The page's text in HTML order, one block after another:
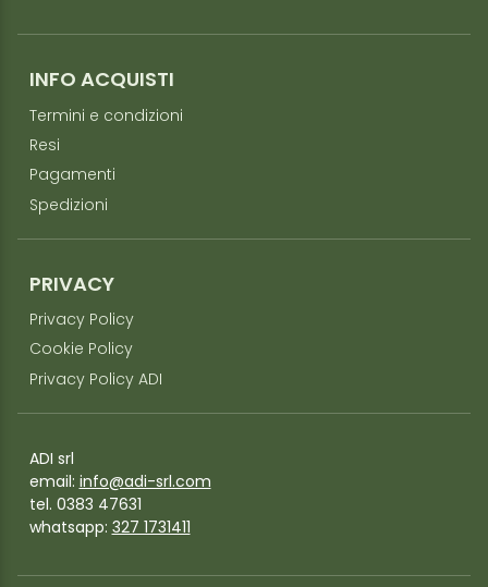
INFO ACQUISTI
Termini e condizioni
Resi
Pagamenti
Spedizioni
PRIVACY
Privacy Policy
Cookie Policy
Privacy Policy ADI
ADI srl
email: info@adi-srl.com
tel. 0383 47631
whatsapp: 327 1731411